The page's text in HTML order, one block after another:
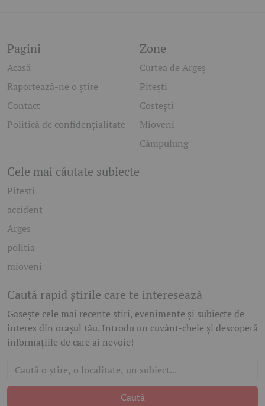
Pagini
Acasă
Raportează-ne o știre
Contact
Politică de confidențialitate
Zone
Curtea de Argeș
Pitești
Costești
Mioveni
Câmpulung
Cele mai căutate subiecte
Pitesti
accident
Arges
politia
mioveni
Caută rapid știrile care te interesează
Găsește cele mai recente știri, evenimente și subiecte de
interes din orașul tău. Introdu un cuvânt-cheie și descoperă
informațiile de care ai nevoie!
Caută